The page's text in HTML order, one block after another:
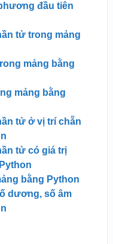
đầu tiên
tử trong mảng
mảng bằng
mảng bằng
tử ở vị trí chẵn
tử có giá trị
bằng Python
dương, số âm